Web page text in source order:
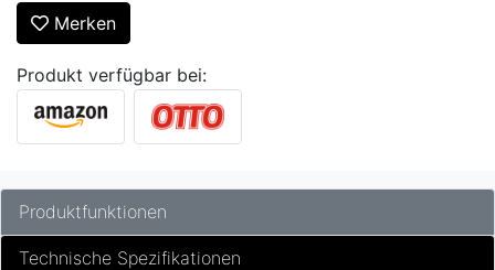
Merken
Produkt verfügbar bei:
Produktfunktionen
Technische Spezifikationen